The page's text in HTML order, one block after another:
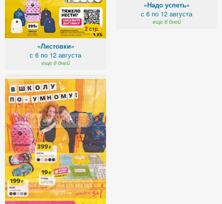
2 стр.
«Листовки»
с 6 по 12 августа
еще 6 дней
«Надо успеть»
с 6 по 12 августа
еще 6 дней